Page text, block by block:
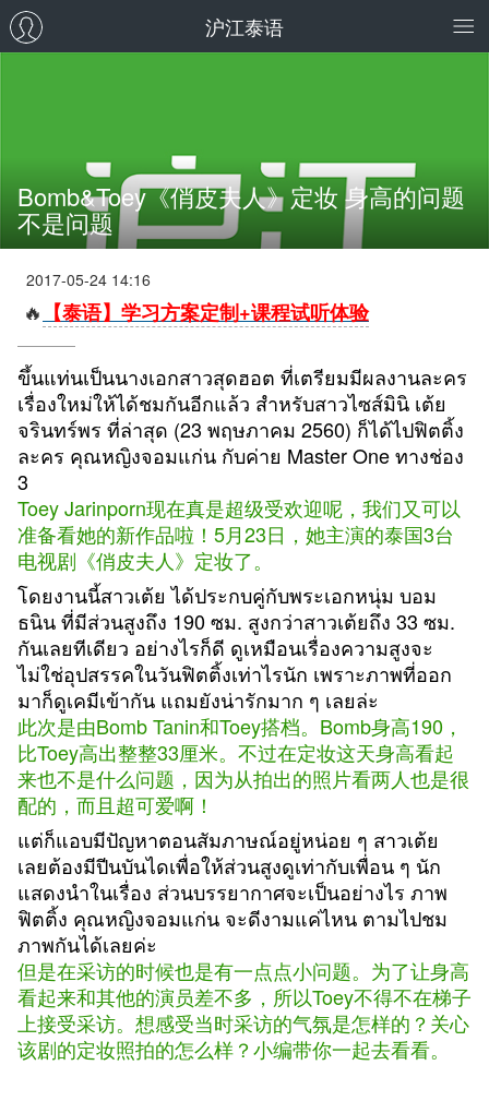
沪江泰语
Bomb&Toey《俏皮夫人》定妆 身高的问题
不是问题
2017-05-24 14:16
🔥 【泰语】学习方案定制+课程试听体验
ขึ้นแท่นเป็นนางเอกสาวสุดฮอต ที่เตรียมมีผลงานละคร
เรื่องใหม่ให้ได้ชมกันอีกแล้ว สำหรับสาวไซส์มินิ เต้ย
จรินทร์พร ที่ล่าสุด (23 พฤษภาคม 2560) ก็ได้ไปฟิตติ้ง
ละคร คุณหญิงจอมแก่น กับค่าย Master One ทางช่อง
3
Toey Jarinporn现在真是超级受欢迎呢，我们又可以
准备看她的新作品啦！5月23日，她主演的泰国3台
电视剧《俏皮夫人》定妆了。
โดยงานนี้สาวเต้ย ได้ประกบคู่กับพระเอกหนุ่ม บอม
ธนิน ที่มีส่วนสูงถึง 190 ซม. สูงกว่าสาวเต้ยถึง 33 ซม.
กันเลยทีเดียว อย่างไรก็ดี ดูเหมือนเรื่องความสูงจะ
ไม่ใช่อุปสรรคในวันฟิตติ้งเท่าไรนัก เพราะภาพที่ออก
มาก็ดูเคมีเข้ากัน แถมยังน่ารักมาก ๆ เลยล่ะ
此次是由Bomb Tanin和Toey搭档。Bomb身高190，
比Toey高出整整33厘米。不过在定妆这天身高看起
来也不是什么问题，因为从拍出的照片看两人也是很
配的，而且超可爱啊！
แต่ก็แอบมีปัญหาตอนสัมภาษณ์อยู่หน่อย ๆ สาวเต้ย
เลยต้องมีปีนบันไดเพื่อให้ส่วนสูงดูเท่ากับเพื่อน ๆ นัก
แสดงนำในเรื่อง ส่วนบรรยากาศจะเป็นอย่างไร ภาพ
ฟิตติ้ง คุณหญิงจอมแก่น จะดีงามแค่ไหน ตามไปชม
ภาพกันได้เลยค่ะ
但是在采访的时候也是有一点点小问题。为了让身高
看起来和其他的演员差不多，所以Toey不得不在梯子
上接受采访。想感受当时采访的气氛是怎样的？关心
该剧的定妆照拍的怎么样？小编带你一起去看看。